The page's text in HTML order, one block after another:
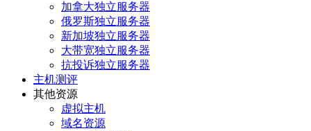
加拿大独立服务器
俄罗斯独立服务器
新加坡独立服务器
大带宽独立服务器
抗投诉独立服务器
主机测评
其他资源
虚拟主机
域名资源